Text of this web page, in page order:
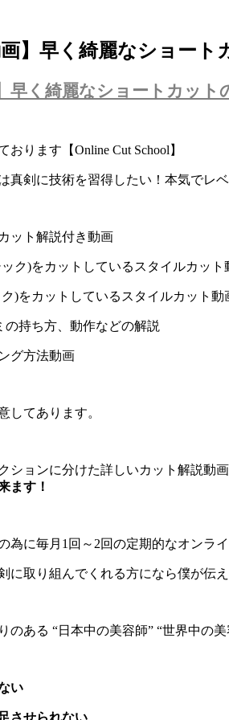
画】早く綺麗なショート
早く綺麗なショートカット
ります【Online Cut School】
真剣に技術を習得したい！本気で
ット解説付き動画
ク)をカットしているスタイルカット
)をカットしているスタイルカット動
持ち方、動作などの解説
グ方法動画
してあります。
ションに分けた詳しいカット解説動
ます！
為に毎月1回～2回の定期的なオンラ
に取り組んでくれる方になら僕が伝
ある “日本中の美容師” “世界中の
い
させられない